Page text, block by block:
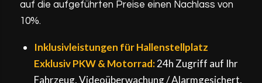
auf die aufgeführten Preise einen Nachlass von
10%.
Inklusivleistungen für Hallenstellplatz
Exklusiv PKW & Motorrad:24h Zugriff auf Ihr
Fahrzeug, Videoüberwachung / Alarmgesichert,